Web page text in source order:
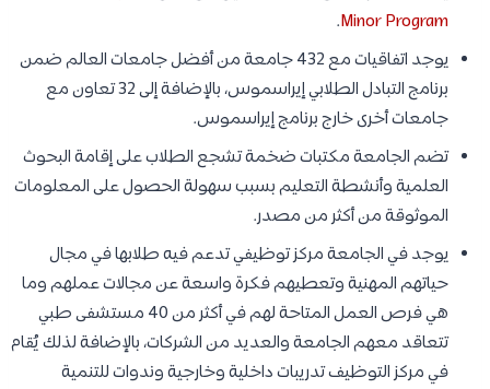
Minor Program
.
يوجد اتفاقيات مع 432 جامعة من أفضل جامعات العالم ضمن
برنامج التبادل الطلابي إيراسموس، بالإضافة إلى 32 تعاون مع
جامعات أخرى خارج برنامج إيراسموس.
تضم الجامعة مكتبات ضخمة تشجع الطلاب على إقامة البحوث
العلمية وأنشطة التعليم بسبب سهولة الحصول على المعلومات
الموثوقة من أكثر من مصدر.
يوجد في الجامعة مركز توظيفي تدعم فيه طلابها في مجال
حياتهم المهنية وتعطيهم فكرة واسعة عن مجالات عملهم وما
هي فرص العمل المتاحة لهم في أكثر من 40 مستشفى طبي
تتعاقد معهم الجامعة والعديد من الشركات، بالإضافة لذلك يُقام
في مركز التوظيف تدريبات داخلية وخارجية وندوات للتنمية